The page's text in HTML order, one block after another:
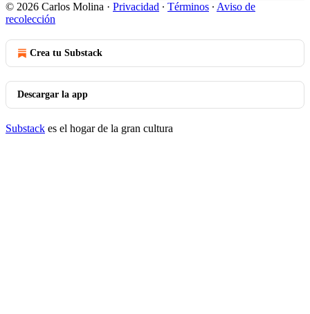
© 2026 Carlos Molina · Privacidad ∙ Términos ∙ Aviso de
recolección
Crea tu Substack
Descargar la app
Substack es el hogar de la gran cultura